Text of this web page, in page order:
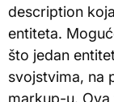
description
entiteta.
što jedan
svojstvima, na